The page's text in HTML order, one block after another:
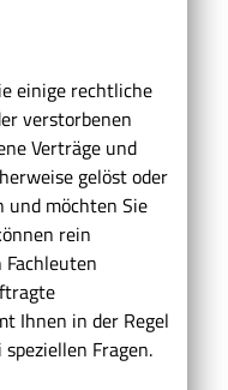
einige rechtliche
verstorbenen
Verträge und
gelöst oder
und möchten Sie
rein
Ihnen in der Regel
Fragen.